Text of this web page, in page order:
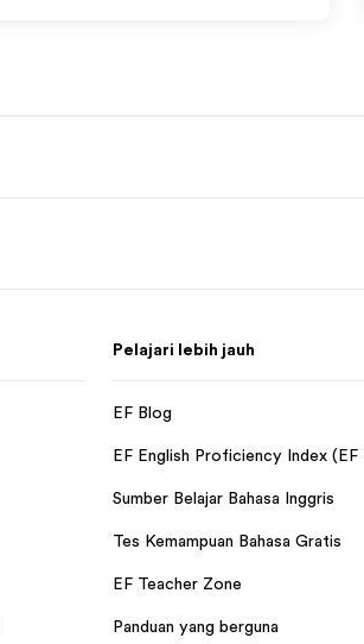
Pelajari lebih jauh
EF Blog
EF English Proficiency Index (EF
Sumber Belajar Bahasa Inggris
Tes Kemampuan Bahasa Gratis
EF Teacher Zone
Panduan yang berguna